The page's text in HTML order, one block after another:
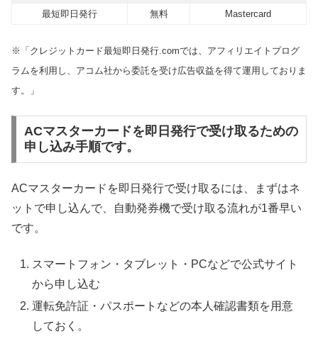
最短即日発行
無料 Mastercard
※「クレジットカード最短即日発行.comでは、アフィリエイトプログ
ラムを利用し、アコム社から委託を受け広告収益を得て運用しておりま
す。」
ACマスターカードを即日発行で受け取るための
申し込み手順です。
ACマスターカードを即日発行で受け取るには、まずはネ
ットで申し込んで、自動発券機で受け取る流れが1番早い
です。
スマートフォン・タブレット・PCなどで公式サイト
から申し込む
運転免許証・パスポートなどの本人確認書類を用意
しておく。